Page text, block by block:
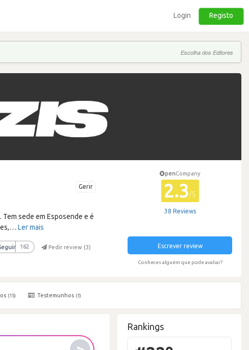
Login Registo
Escolha dos Editores
Gerir
sede em Esposende e é
… Ler mais
162 Pedir review (3)
penCompany
2.3/5
38 Reviews
Escrever review
Conheces alguém que pode avaliar?
(15) Testemunhos (1)
Rankings